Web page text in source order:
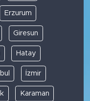
Erzurum
Giresun
Hatay
İzmir
Karaman